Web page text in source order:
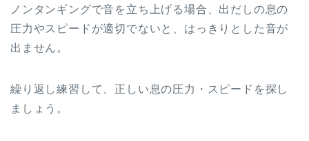
ノンタンギングで音を立ち上げる場合、出だしの息の
圧力やスピードが適切でないと、はっきりとした音が
出ません。
繰り返し練習して、正しい息の圧力・スピードを探し
ましょう。